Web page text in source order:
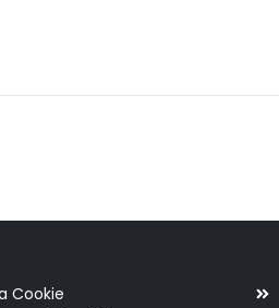
Cookie